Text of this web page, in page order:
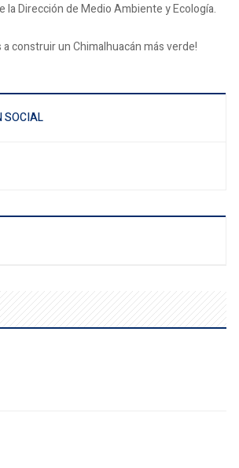
la Dirección de Medio Ambiente y Ecología.
a construir un Chimalhuacán más verde!
SOCIAL